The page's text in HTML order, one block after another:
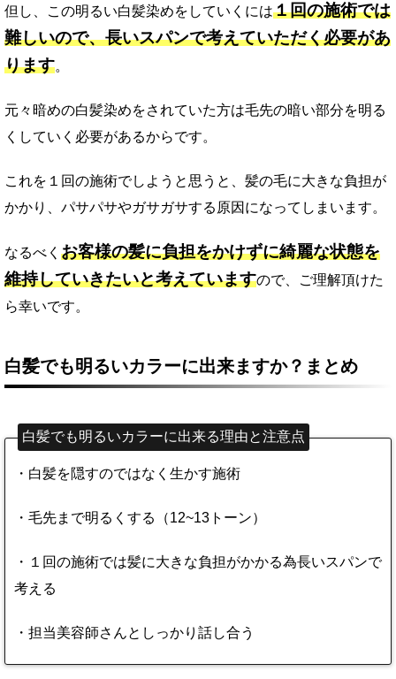
但し、この明るい白髪染めをしていくには１回の施術では
難しいので、長いスパンで考えていただく必要があ
ります。
元々暗めの白髪染めをされていた方は毛先の暗い部分を明る
くしていく必要があるからです。
これを１回の施術でしようと思うと、髪の毛に大きな負担が
かかり、パサパサやガサガサする原因になってしまいます。
なるべく お客様の髪に負担をかけずに綺麗な状態を
維持していきたいと考えていますので、ご理解頂けた
ら幸いです。
白髪でも明るいカラーに出来ますか？まとめ
白髪でも明るいカラーに出来る理由と注意点
・白髪を隠すのではなく生かす施術
・毛先まで明るくする（12~13トーン）
・１回の施術では髪に大きな負担がかかる為長いスパンで
考える
・担当美容師さんとしっかり話し合う